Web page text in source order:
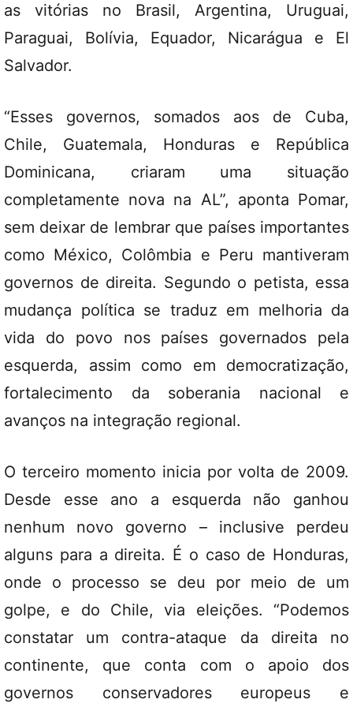
as vitórias no Brasil, Argentina, Uruguai,
Paraguai, Bolívia, Equador, Nicarágua e El
Salvador.
“Esses governos, somados aos de Cuba,
Chile, Guatemala, Honduras e República
Dominicana, criaram uma situação
completamente nova na AL”, aponta Pomar,
sem deixar de lembrar que países importantes
como México, Colômbia e Peru mantiveram
governos de direita. Segundo o petista, essa
mudança política se traduz em melhoria da
vida do povo nos países governados pela
esquerda, assim como em democratização,
fortalecimento da soberania nacional e
avanços na integração regional.
O terceiro momento inicia por volta de 2009.
Desde esse ano a esquerda não ganhou
nenhum novo governo – inclusive perdeu
alguns para a direita. É o caso de Honduras,
onde o processo se deu por meio de um
golpe, e do Chile, via eleições. “Podemos
constatar um contra-ataque da direita no
continente, que conta com o apoio dos
governos conservadores europeus e